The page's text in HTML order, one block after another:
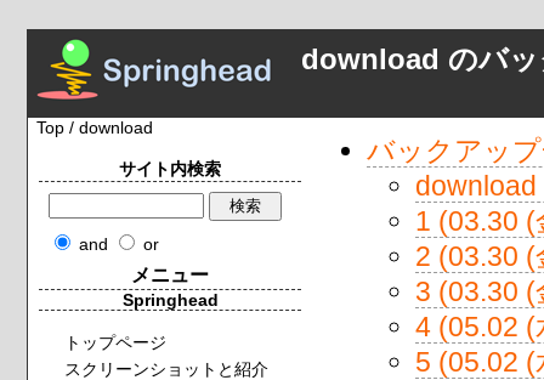
download のバ
Top / download
バックアッ
1 (03.30
2 (03.30
3 (03.30
4 (05.02
5 (05.02
サイト内検索
and or
メニュー
Springhead
トップページ
スクリーンショットと紹介